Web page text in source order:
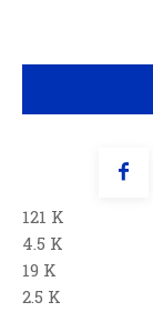
121 K
4.5 K
19 K
2.5 K